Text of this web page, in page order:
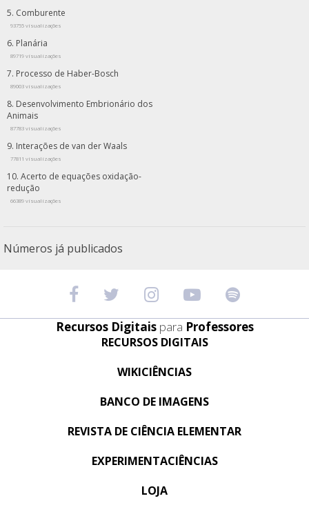
Comburente
93755 visualizações
Planária
89719 visualizações
Processo de Haber-Bosch
89003 visualizações
Desenvolvimento Embrionário dos
Animais
87783 visualizações
Interações de van der Waals
77811 visualizações
Acerto de equações oxidação-
redução
66389 visualizações
Números já publicados
Recursos Digitais para Professores
RECURSOS DIGITAIS
WIKICIÊNCIAS
BANCO DE IMAGENS
REVISTA DE CIÊNCIA ELEMENTAR
EXPERIMENTACIÊNCIAS
LOJA